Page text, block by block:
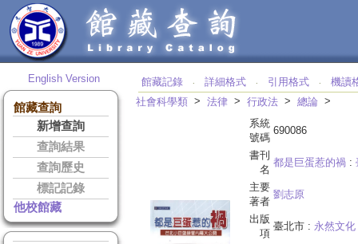
English Version
館藏查詢
新增查詢
查詢結果
查詢歷史
標記記錄
他校館藏
館藏記錄 ‧ 詳細格式 ‧ 引用格式 ‧
機讀
社會科學類 > 法律 > 行政法 > 總論 >
系統
號碼
690086
書刊
名
都是巨蛋惹的禍 :
主要
著者
劉志原
出版
項
臺北市 : 永然文化